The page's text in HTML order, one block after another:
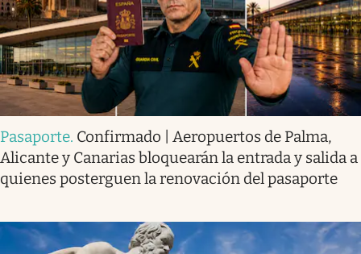
Pasaporte. Confirmado | Aeropuertos de Palma,
Alicante y Canarias bloquearán la entrada y salida a
quienes posterguen la renovación del pasaporte